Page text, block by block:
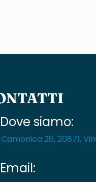
siamo:
26, 20871,